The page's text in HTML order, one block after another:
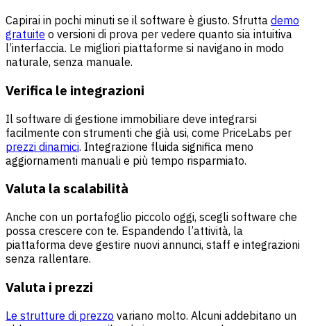
Capirai in pochi minuti se il software è giusto. Sfrutta demo
gratuite o versioni di prova per vedere quanto sia intuitiva
l’interfaccia. Le migliori piattaforme si navigano in modo
naturale, senza manuale.
Verifica le integrazioni
Il software di gestione immobiliare deve integrarsi
facilmente con strumenti che già usi, come PriceLabs per
prezzi dinamici. Integrazione fluida significa meno
aggiornamenti manuali e più tempo risparmiato.
Valuta la scalabilità
Anche con un portafoglio piccolo oggi, scegli software che
possa crescere con te. Espandendo l’attività, la
piattaforma deve gestire nuovi annunci, staff e integrazioni
senza rallentare.
Valuta i prezzi
Le strutture di prezzo variano molto. Alcuni addebitano un